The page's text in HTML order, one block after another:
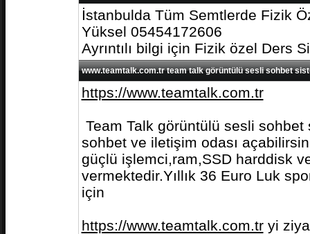
İstanbulda Tüm Semtlerde Fizik
Yüksel 05454172606
Ayrıntılı bilgi için Fizik özel Ders
www.teamtalk.com.tr team talk görüntülü sesli sohbet
https://www.teamtalk.com.tr
Team Talk görüntülü sesli
sohbet ve iletişim odası
güçlü işlemci,ram,SSD harddisk
vermektedir.Yıllık 36 Euro Luk
için
https://www.teamtalk.com.tryi